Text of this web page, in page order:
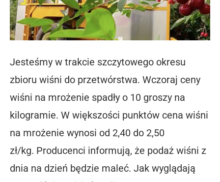
Jesteśmy w trakcie szczytowego okresu
zbioru wiśni do przetwórstwa. Wczoraj ceny
wiśni na mrożenie spadły o 10 groszy na
kilogramie. W większości punktów cena wiśni
na mrożenie wynosi od 2,40 do 2,50
zł/kg. Producenci informują, że podaż wiśni z
dnia na dzień będzie maleć. Jak wyglądają